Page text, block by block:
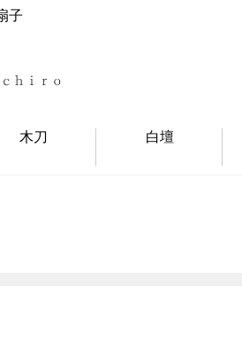
子
木刀 白壇